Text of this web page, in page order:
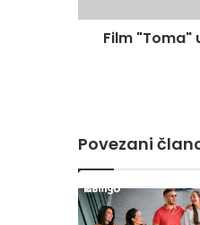
Film "Toma"
Povezani